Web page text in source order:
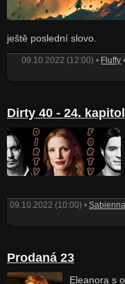
ještě poslední slovo.
09.10.2022 (12:00) • Fluffy •
Dirty 40 - 24.
09.10.2022 (10:00) •Sabienna
Prodaná 23
Eleanora s